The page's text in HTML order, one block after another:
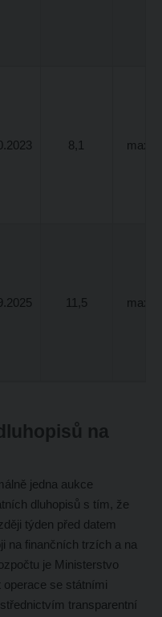
8,1 max.
11,5 max.
na
jedna aukce
dluhopisů s tím, že
týden před datem
na finančních trzích a na
je Ministerstvo
se státními
transparentní